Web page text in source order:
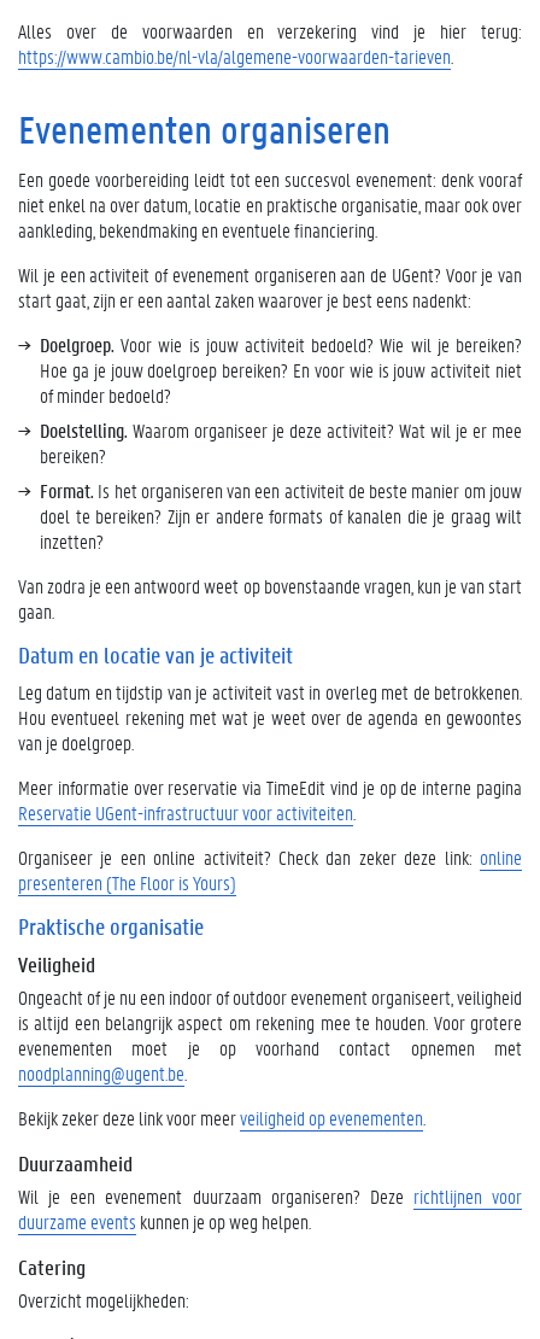
Alles over de voorwaarden en verzekering vind je hier terug:
https://www.cambio.be/nl-vla/algemene-voorwaarden-tarieven
Evenementen organiseren
Een goede voorbereiding leidt tot een succesvol evenement: denk vooraf
niet enkel na over datum, locatie en praktische organisatie, maar ook over
aankleding, bekendmaking en eventuele financiering.
Wil je een activiteit of evenement organiseren aan de UGent? Voor je van
start gaat, zijn er een aantal zaken waarover je best eens nadenkt:
Doelgroep. Voor wie is jouw activiteit bedoeld? Wie wil je bereiken?
Hoe ga je jouw doelgroep bereiken? En voor wie is jouw activiteit niet
of minder bedoeld?
Doelstelling. Waarom organiseer je deze activiteit? Wat wil je er mee
bereiken?
Format. Is het organiseren van een activiteit de beste manier om jouw
doel te bereiken? Zijn er andere formats of kanalen die je graag wilt
inzetten?
Van zodra je een antwoord weet op bovenstaande vragen, kun je van start
gaan.
Datum en locatie van je activiteit
Leg datum en tijdstip van je activiteit vast in overleg met de betrokkenen.
Hou eventueel rekening met wat je weet over de agenda en gewoontes
van je doelgroep.
Meer informatie over reservatie via TimeEdit vind je op de interne pagina
Reservatie UGent-infrastructuur voor activiteiten
Organiseer je een online activiteit? Check dan zeker deze link: online
presenteren (The Floor is Yours)
Praktische organisatie
Veiligheid
Ongeacht of je nu een indoor of outdoor evenement organiseert, veiligheid
is altijd een belangrijk aspect om rekening mee te houden. Voor grotere
evenementen moet je op voorhand contact opnemen met
noodplanning@ugent.be
Bekijk zeker deze link voor meerveiligheid op evenementen
Duurzaamheid
Wil je een evenement duurzaam organiseren? Deze richtlijnen voor
duurzame events kunnen je op weg helpen.
Catering
Overzicht mogelijkheden: